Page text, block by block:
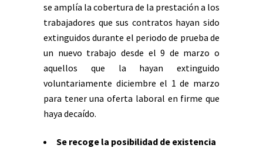
se amplía la cobertura de la prestación a los
trabajadores que sus contratos hayan sido
extinguidos durante el periodo de prueba de
un nuevo trabajo desde el 9 de marzo o
aquellos que la hayan extinguido
voluntariamente diciembre el 1 de marzo
para tener una oferta laboral en firme que
haya decaído.
Se recoge la posibilidad de existencia